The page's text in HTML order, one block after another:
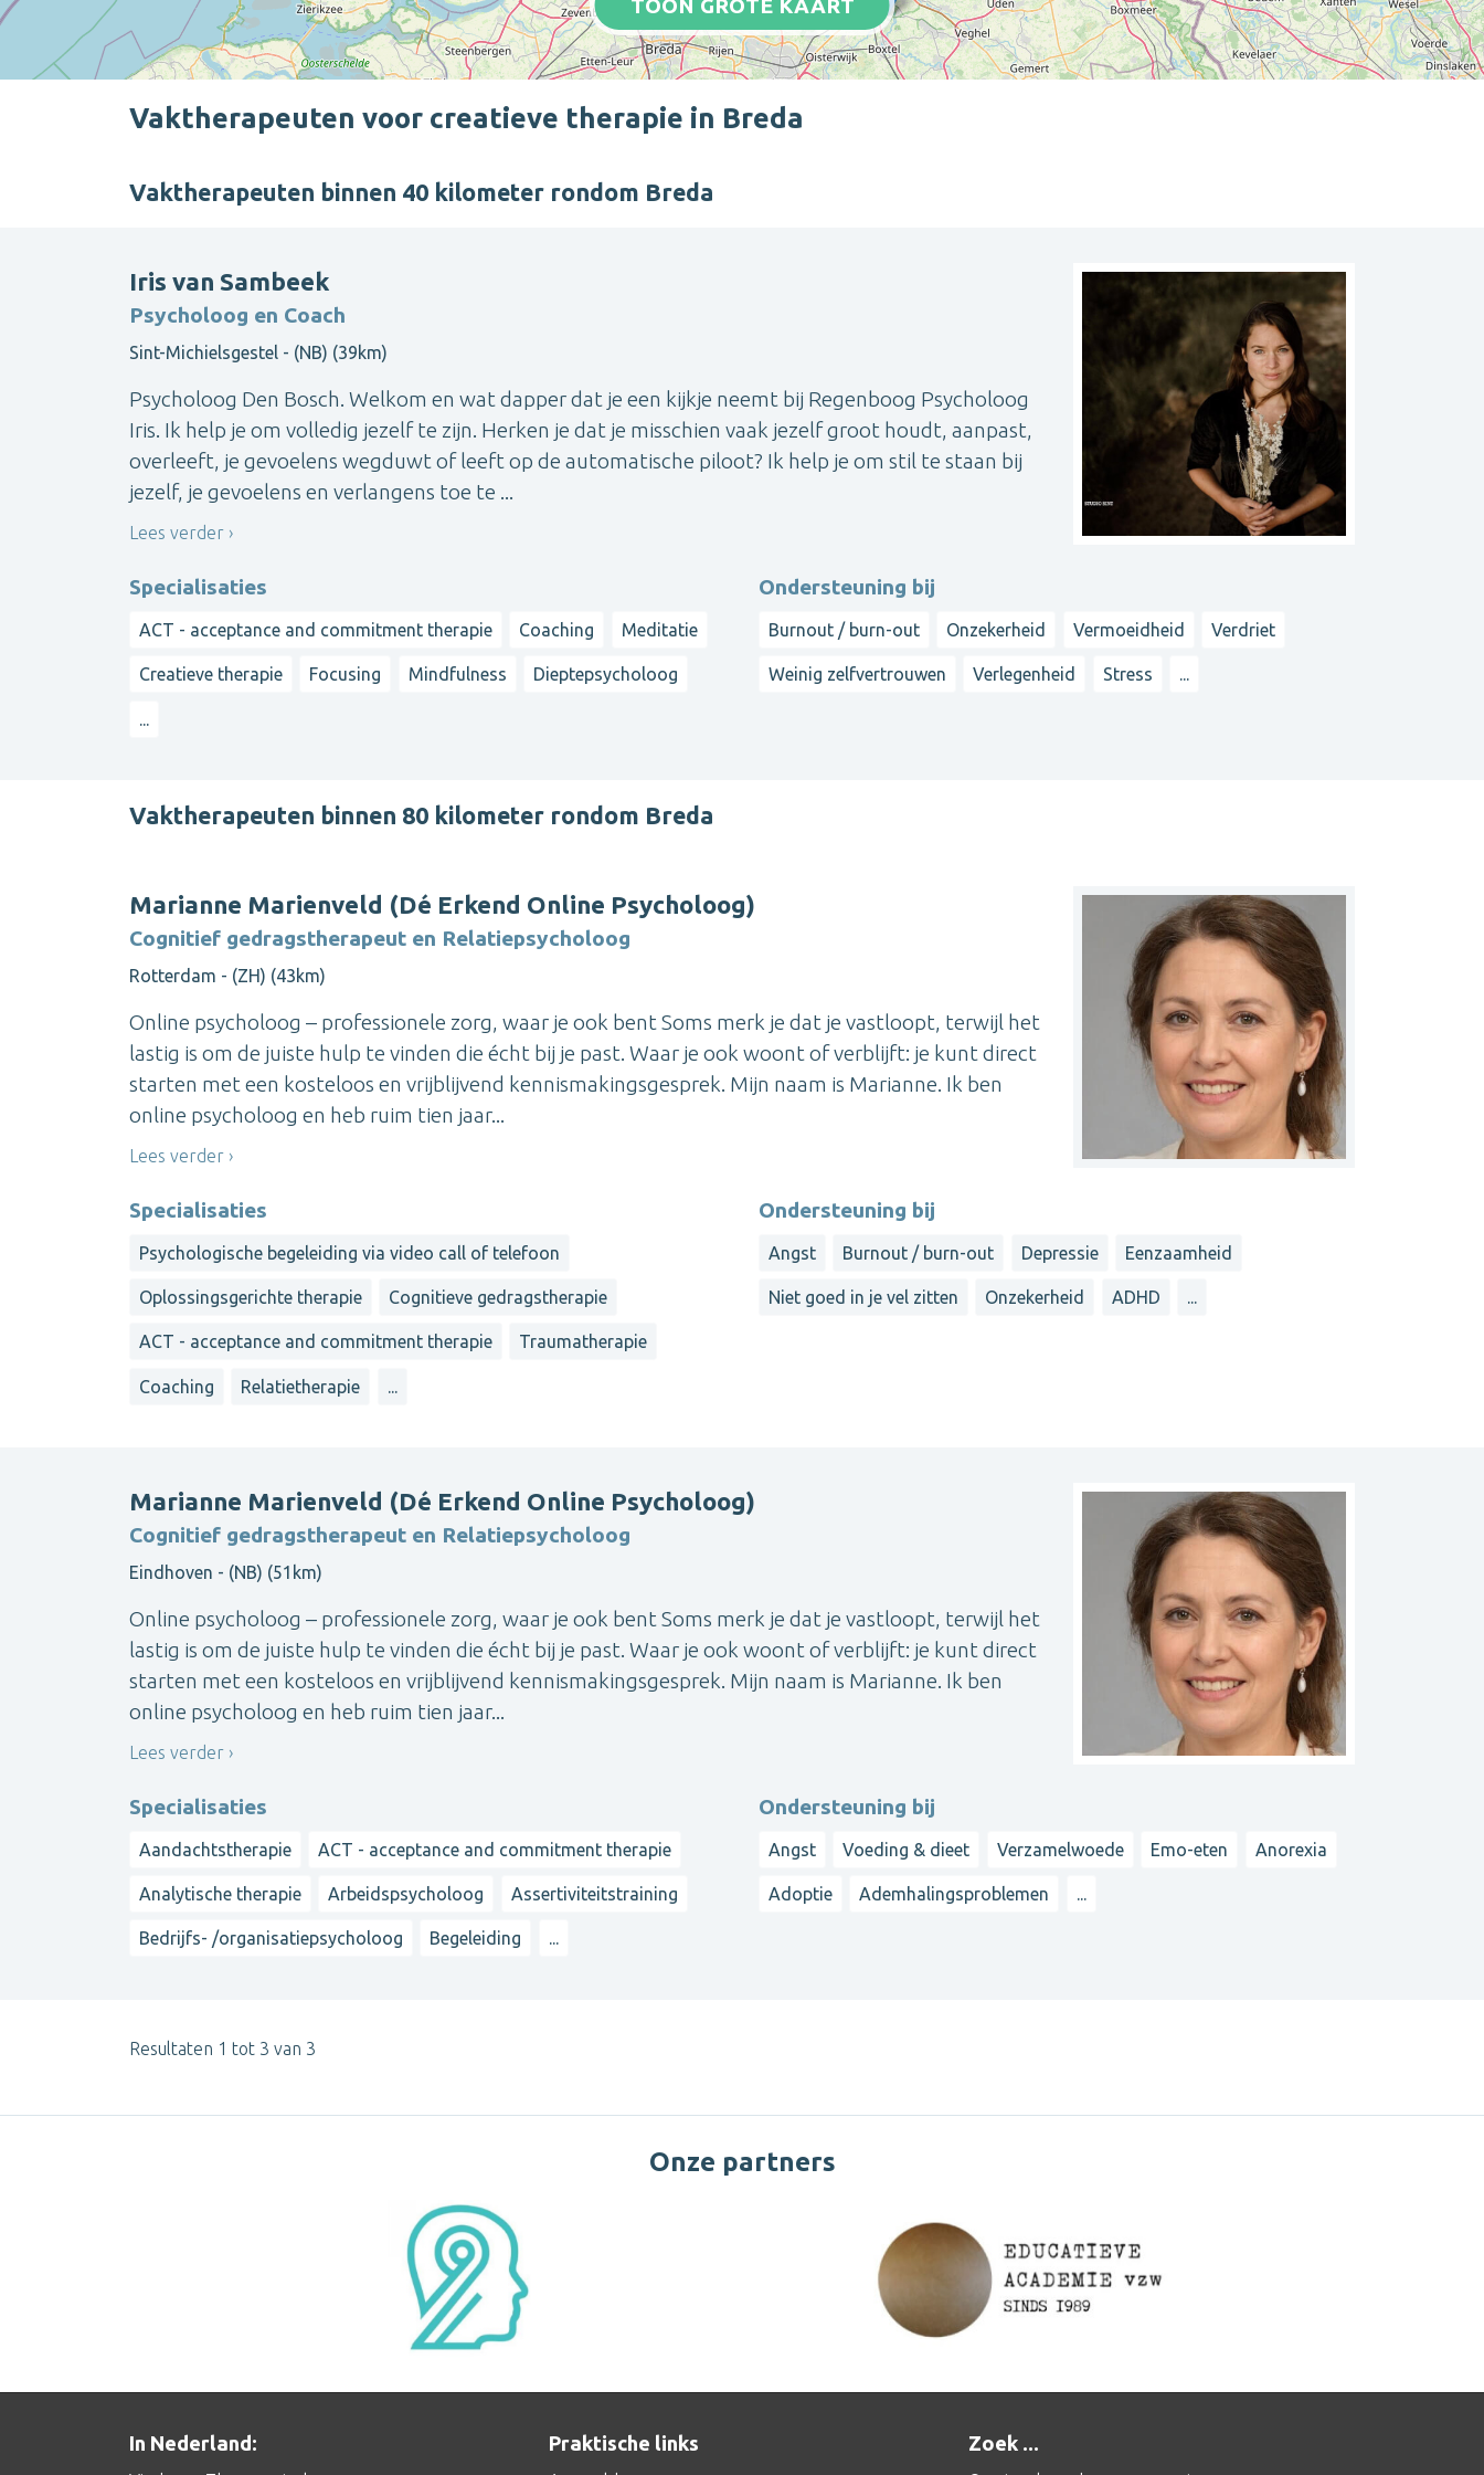
TOON GROTE KAART
Vaktherapeuten voor creatieve therapie in Breda
Vaktherapeuten binnen 40 kilometer rondom Breda
Iris van Sambeek
Psycholoog en Coach
Sint-Michielsgestel - (NB) (39km)
Psycholoog Den Bosch. Welkom en wat dapper dat je een kijkje neemt bij Regenboog Psycholoog
Iris. Ik help je om volledig jezelf te zijn. Herken je dat je misschien vaak jezelf groot houdt, aanpast,
overleeft, je gevoelens wegduwt of leeft op de automatische piloot? Ik help je om stil te staan bij
jezelf, je gevoelens en verlangens toe te ...
Lees verder
Specialisaties
ACT - acceptance and commitment therapie Coaching Meditatie
Creatieve therapie Focusing Mindfulness Dieptepsycholoog
Ondersteuning bij
Burnout / burn-out Onzekerheid Vermoeidheid Verdriet
Weinig zelfvertrouwen Verlegenheid Stress ...
Vaktherapeuten binnen 80 kilometer rondom Breda
Marianne Marienveld (Dé Erkend Online Psycholoog)
Cognitief gedragstherapeut en Relatiepsycholoog
Rotterdam - (ZH) (43km)
Online psycholoog – professionele zorg, waar je ook bent Soms merk je dat je vastloopt, terwijl het
lastig is om de juiste hulp te vinden die écht bij je past. Waar je ook woont of verblijft: je kunt direct
starten met een kosteloos en vrijblijvend kennismakingsgesprek. Mijn naam is Marianne. Ik ben
online psycholoog en heb ruim tien jaar...
Lees verder
Specialisaties
Psychologische begeleiding via video call of telefoon
Oplossingsgerichte therapie Cognitieve gedragstherapie
ACT - acceptance and commitment therapie Traumatherapie
Coaching Relatietherapie ...
Ondersteuning bij
Angst Burnout / burn-out Depressie Eenzaamheid
Niet goed in je vel zitten Onzekerheid ADHD ...
Marianne Marienveld (Dé Erkend Online Psycholoog)
Cognitief gedragstherapeut en Relatiepsycholoog
Eindhoven - (NB) (51km)
Online psycholoog – professionele zorg, waar je ook bent Soms merk je dat je vastloopt, terwijl het
lastig is om de juiste hulp te vinden die écht bij je past. Waar je ook woont of verblijft: je kunt direct
starten met een kosteloos en vrijblijvend kennismakingsgesprek. Mijn naam is Marianne. Ik ben
online psycholoog en heb ruim tien jaar...
Lees verder
Specialisaties
Aandachtstherapie ACT - acceptance and commitment therapie
Analytische therapie Arbeidspsycholoog Assertiviteitstraining
Bedrijfs- /organisatiepsycholoog Begeleiding ...
Ondersteuning bij
Angst Voeding & dieet Verzamelwoede Emo-eten Anorexia
Adoptie Ademhalingsproblemen ...
Resultaten 1 tot 3 van 3
Onze partners
In Nederland: Praktische links Zoek ...